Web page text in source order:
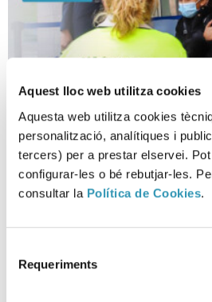
Aquest lloc web utilitza cookies
Aquesta web utilitza cookies
personalització, analítiques i
tercers) per a prestar elservei.
configurar-les o bé rebutjar-les.
consultar la Política de Cookies.
Requeriments
Informatiu COVID-
3
06-07-2022
COVID-19, ASPB